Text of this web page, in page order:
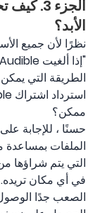
الجزء
الأبد؟
نظرًا لأن جميع
الطريقة التي
ممكن؟
حسنًا ، للإجابة
الملفات
الصعب جدًا